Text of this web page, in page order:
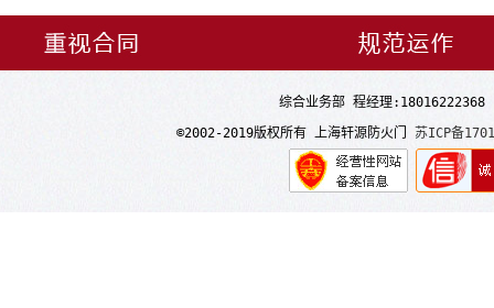
综合业务部 程经理
©2002-2019版权所有 上海轩源防火门 苏ICP备